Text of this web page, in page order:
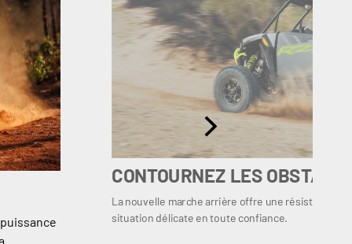
CONTOURNEZ LES
La nouvelle marche arrière offre une résistance
situation délicate en toute confiance.